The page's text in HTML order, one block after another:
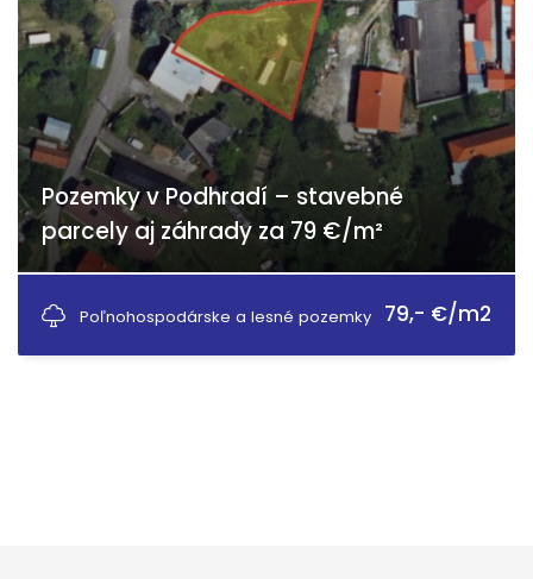
Pozemky v Podhradí – stavebné
parcely aj záhrady za 79 €/m²
Poľnohospodárske a lesné pozemky
79,- €/m2